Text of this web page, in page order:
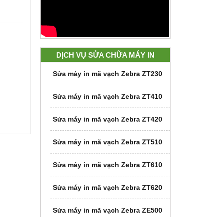
DỊCH VỤ SỬA CHỮA MÁY IN
Sửa máy in mã vạch Zebra ZT230
Sửa máy in mã vạch Zebra ZT410
Sửa máy in mã vạch Zebra ZT420
Sửa máy in mã vạch Zebra ZT510
Sửa máy in mã vạch Zebra ZT610
Sửa máy in mã vạch Zebra ZT620
Sửa máy in mã vạch Zebra ZE500